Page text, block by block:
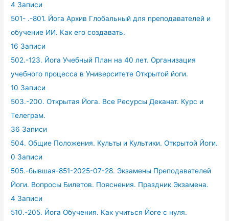
4 Записи
501- .-801. Йога Архив Глобальный для преподавателей и
обучение ИИ. Как его создавать.
16 Записи
502.-123. Йога Учебный План на 40 лет. Организация
учебного процесса в Университете Открытой йоги.
10 Записи
503.-200. Открытая Йога. Все Ресурсы Деканат. Курс и
Телеграм.
36 Записи
504. Общие Положения. Культы и Культики. Открытой Йоги.
0 Записи
505.-бывшая-851-2025-07-28. Экзамены Преподавателей
Йоги. Вопросы Билетов. Пояснения. Праздник Экзамена.
4 Записи
510.-205. Йога Обучения. Как учиться Йоге с нуля.